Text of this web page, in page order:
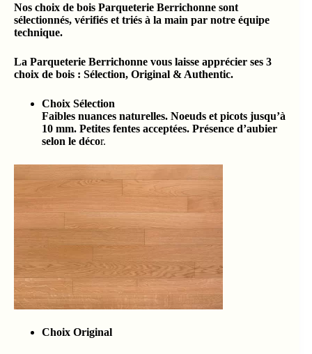
Nos choix de bois Parqueterie Berrichonne sont
sélectionnés, vérifiés et triés à la main par notre équipe
technique.
La Parqueterie Berrichonne vous laisse apprécier ses 3
choix de bois : Sélection, Original & Authentic.
Choix Sélection
Faibles nuances naturelles. Noeuds et picots jusqu’à
10 mm. Petites fentes acceptées. Présence d’aubier
selon le décor.
Choix Original